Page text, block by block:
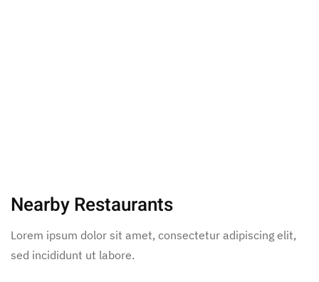
Nearby Restaurants
Lorem ipsum dolor sit amet, consectetur adipiscing elit,
sed incididunt ut labore.